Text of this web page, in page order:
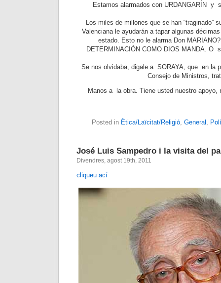
Estamos alarmados con URDANGARÍN y
Los miles de millones que se han “traginado”
Valenciana le ayudarán a tapar algunas
estado. Esto no le alarma Don
DETERMINACIÓN COMO DIOS MANDA. O
Se nos olvidaba, digale a SORAYA, que en la
Consejo de Ministros,
Manos a la obra. Tiene usted nuestro apoyo,
Posted in Ètica/Laïcitat/Religió, General ,
José Luis Sampedro i la visita del
Divendres, agost 19th, 2011
cliqueu ací